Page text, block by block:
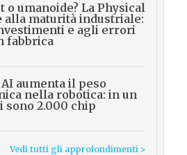
o umanoide? La Physical
alla maturità industriale:
e agli errori
fabbrica
aumenta il peso
nella robotica: in un
sono 2.000 chip
Vedi tutti gli approfondimenti >